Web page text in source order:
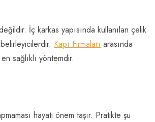
İç karkas yapısında kullanılan çelik
Kapı Firmaları arasında
sağlıklı yöntemdir.
hayati önem taşır. Pratikte şu